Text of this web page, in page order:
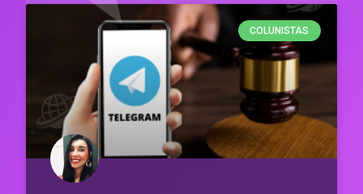
COLUNISTAS